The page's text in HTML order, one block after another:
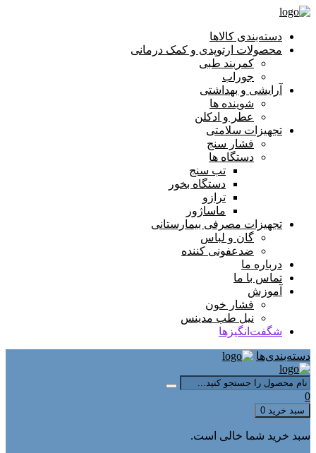
دسته‌بندی کالاها
محصولات ارتوپدی و کمک درمانی
کمربند طبی
جوراب
آرایشی و بهداشتی
شوینده ها
عطر و ادکلن
تجهیزات سلامتی
فشار سنج
دستگاه ها
تب سنج
دستگاه بخور
ترازو
ماساژور
تجهیزات مصرفی بیمارستانی
گان و لباس
ضدعفونی کننده
درباره ما
تماس با ما
آموزش
فشار خون
نیل طب مدینس
شگفت‌انگیزها
دسته‌بندی‌ها
0
سبد خرید 0
سبد خرید شما خالی است.